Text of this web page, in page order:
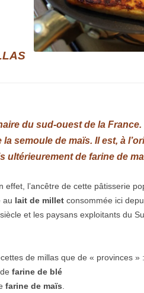
du sud-ouest de la France.
semoule de maïs. Il est, à
ultérieurement de farine de
effet, l’ancêtre de cette pâtisserie
au lait de millet consommée ici
et les paysans exploitants du
de millas que de « provinces » :
farine de blé
farine de maïs